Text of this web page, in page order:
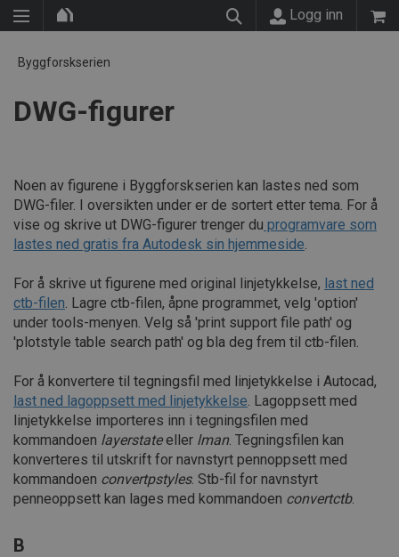
Logg inn
Byggforskserien
DWG-figurer
Noen av figurene i Byggforskserien kan lastes ned som
DWG-filer. I oversikten under er de sortert etter tema. For å
vise og skrive ut DWG-figurer trenger du programvare som
lastes ned gratis fra Autodesk sin hjemmeside.
For å skrive ut figurene med original linjetykkelse, last ned
ctb-filen. Lagre ctb-filen, åpne programmet, velg 'option'
under tools-menyen. Velg så 'print support file path' og
'plotstyle table search path' og bla deg frem til ctb-filen.
For å konvertere til tegningsfil med linjetykkelse i Autocad,
last ned lagoppsett med linjetykkelse. Lagoppsett med
linjetykkelse importeres inn i tegningsfilen med
kommandoen layerstateeller lman. Tegningsfilen kan
konverteres til utskrift for navnstyrt pennoppsett med
kommandoen convertpstyles. Stb-fil for navnstyrt
penneoppsett kan lages med kommandoen convertctb.
B